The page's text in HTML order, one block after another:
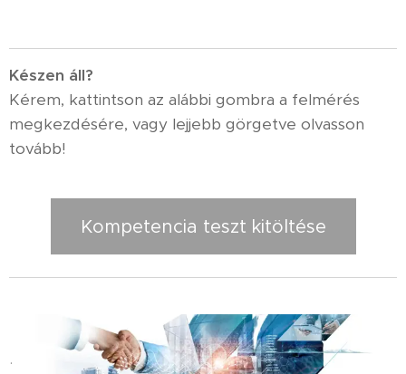
Készen áll?
Kérem, kattintson az alábbi gombra a felmérés
megkezdésére, vagy lejjebb görgetve olvasson
tovább!
Kompetencia teszt kitöltése
.